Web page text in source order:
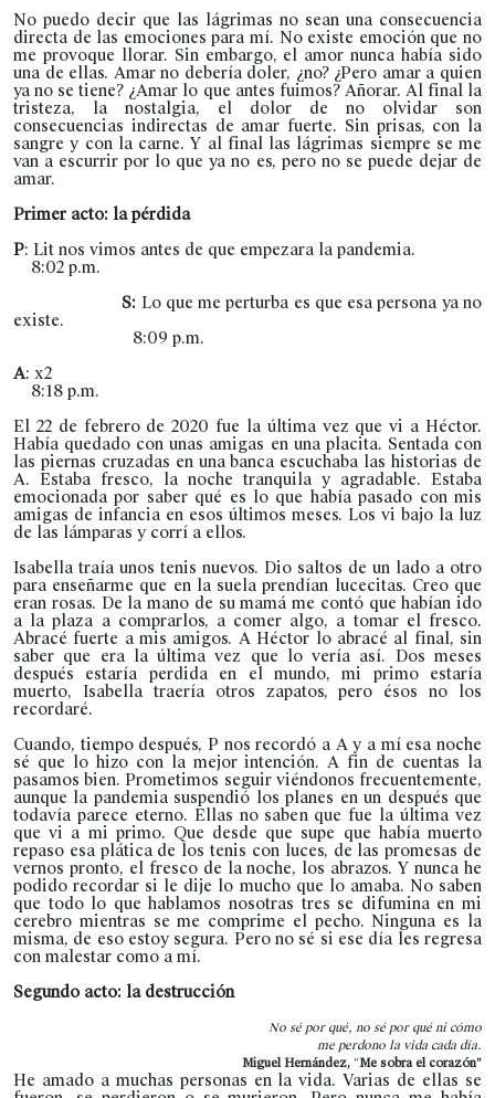
No puedo decir que las lágrimas no sean una consecuencia
directa de las emociones para mí. No existe emoción que no
me provoque llorar. Sin embargo, el amor nunca había sido
una de ellas. Amar no debería doler, ¿no? ¿Pero amar a quien
ya no se tiene? ¿Amar lo que antes fuimos? Añorar. Al final la
tristeza, la nostalgia, el dolor de no olvidar son
consecuencias indirectas de amar fuerte. Sin prisas, con la
sangre y con la carne. Y al final las lágrimas siempre se me
van a escurrir por lo que ya no es, pero no se puede dejar de
amar.
Primer acto: la pérdida
P: Lit nos vimos antes de que empezara la pandemia.
8:02 p.m.
S: Lo que me perturba es que esa persona ya no
existe.
8:09 p.m.
A: x2
8:18 p.m.
El 22 de febrero de 2020 fue la última vez que vi a Héctor.
Había quedado con unas amigas en una placita. Sentada con
las piernas cruzadas en una banca escuchaba las historias de
A. Estaba fresco, la noche tranquila y agradable. Estaba
emocionada por saber qué es lo que había pasado con mis
amigas de infancia en esos últimos meses. Los vi bajo la luz
de las lámparas y corrí a ellos.
Isabella traía unos tenis nuevos. Dio saltos de un lado a otro
para enseñarme que en la suela prendían lucecitas. Creo que
eran rosas. De la mano de su mamá me contó que habían ido
a la plaza a comprarlos, a comer algo, a tomar el fresco.
Abracé fuerte a mis amigos. A Héctor lo abracé al final, sin
saber que era la última vez que lo vería así. Dos meses
después estaría perdida en el mundo, mi primo estaría
muerto, Isabella traería otros zapatos, pero ésos no los
recordaré.
Cuando, tiempo después, P nos recordó a A y a mí esa noche
sé que lo hizo con la mejor intención. A fin de cuentas la
pasamos bien. Prometimos seguir viéndonos frecuentemente,
aunque la pandemia suspendió los planes en un después que
todavía parece eterno. Ellas no saben que fue la última vez
que vi a mi primo. Que desde que supe que había muerto
repaso esa plática de los tenis con luces, de las promesas de
vernos pronto, el fresco de la noche, los abrazos. Y nunca he
podido recordar si le dije lo mucho que lo amaba. No saben
que todo lo que hablamos nosotras tres se difumina en mi
cerebro mientras se me comprime el pecho. Ninguna es la
misma, de eso estoy segura. Pero no sé si ese día les regresa
con malestar como a mí.
Segundo acto: la destrucción
No sé por qué, no sé por qué ni cómo
me perdono la vida cada día.
Miguel Hernández, “Me sobra el corazón”
He amado a muchas personas en la vida. Varias de ellas se